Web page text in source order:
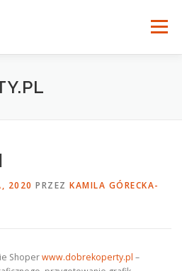
Menu
2020 PRZEZ KAMILA GÓRECKA-
Shoperwww.dobrekoperty.pl –